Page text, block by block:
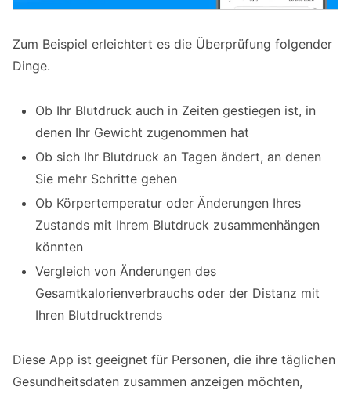
Zum Beispiel erleichtert es die Überprüfung folgender
Dinge.
Ob Ihr Blutdruck auch in Zeiten gestiegen ist, in
denen Ihr Gewicht zugenommen hat
Ob sich Ihr Blutdruck an Tagen ändert, an denen
Sie mehr Schritte gehen
Ob Körpertemperatur oder Änderungen Ihres
Zustands mit Ihrem Blutdruck zusammenhängen
könnten
Vergleich von Änderungen des
Gesamtkalorienverbrauchs oder der Distanz mit
Ihren Blutdrucktrends
Diese App ist geeignet für Personen, die ihre täglichen
Gesundheitsdaten zusammen anzeigen möchten,